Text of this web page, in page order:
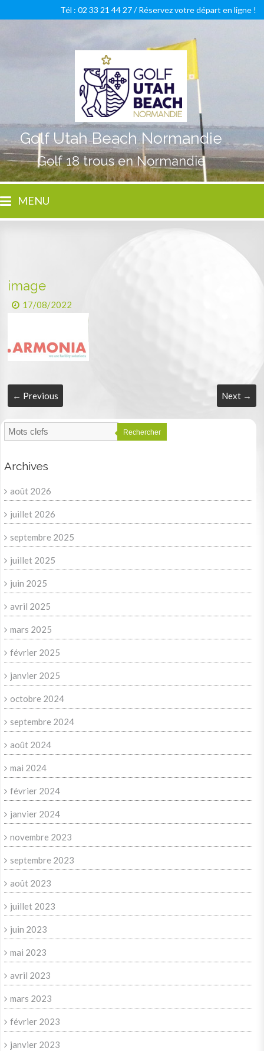
Golf Utah Beach Normandie
Golf 18 trous en Normandie
Tél : 02 33 21 44 27 /Réservez votre départ en ligne !
MENU
image
17/08/2022
← Previous Next →
Rechercher
Archives
août 2026
juillet 2026
septembre 2025
juillet 2025
juin 2025
avril 2025
mars 2025
février 2025
janvier 2025
octobre 2024
septembre 2024
août 2024
mai 2024
février 2024
janvier 2024
novembre 2023
septembre 2023
août 2023
juillet 2023
juin 2023
mai 2023
avril 2023
mars 2023
février 2023
janvier 2023